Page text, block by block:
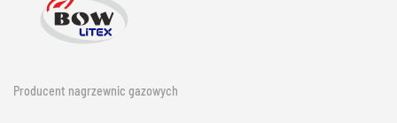
Producent nagrzewnic gazowych